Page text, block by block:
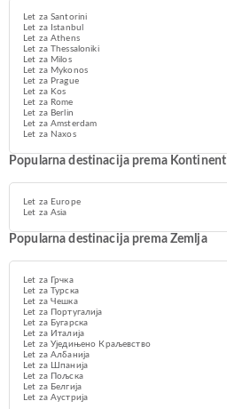
Let za Santorini
Let za Istanbul
Let za Athens
Let za Thessaloniki
Let za Milos
Let za Mykonos
Let za Prague
Let za Kos
Let za Rome
Let za Berlin
Let za Amsterdam
Let za Naxos
Popularna destinacija prema Kontinent
Let za Europe
Let za Asia
Popularna destinacija prema Zemlja
Let za Грчка
Let za Турска
Let za Чешка
Let za Португалија
Let za Бугарска
Let za Италија
Let za Уједињено Краљевство
Let za Албанија
Let za Шпанија
Let za Пољска
Let za Белгија
Let za Аустрија